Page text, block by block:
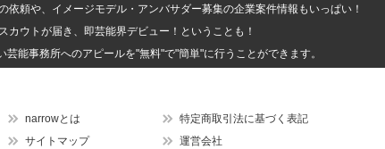
頼や、イメージモデル・アンバサダー募集の企業案件情報もいっぱい！
ウトが届き、即芸能界デビュー！ということも！
能事務所へのアピールを"無料"で"簡単"に行うことができます。
narrowとは
サイトマップ
特定商取引法に基づく表記
運営会社